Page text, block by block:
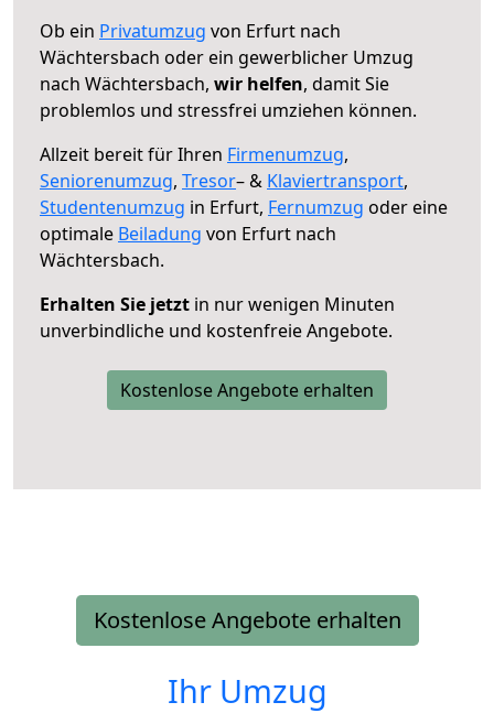
Ob ein Privatumzug von Erfurt nach
Wächtersbach oder ein gewerblicher Umzug
nach Wächtersbach, wir helfen, damit Sie
problemlos und stressfrei umziehen können.
Allzeit bereit für Ihren Firmenumzug,
Seniorenumzug, Tresor– & Klaviertransport,
Studentenumzug in Erfurt, Fernumzug oder eine
optimale Beiladung von Erfurt nach
Wächtersbach.
Erhalten Sie jetzt in nur wenigen Minuten
unverbindliche und kostenfreie Angebote.
Kostenlose Angebote erhalten
Kostenlose Angebote erhalten
Ihr Umzug